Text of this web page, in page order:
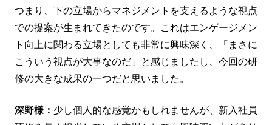
つまり、下の立場からマネジメントを支えるような視点
での提案が生まれてきたのです。これはエンゲージメン
ト向上に関わる立場としても非常に興味深く、「まさに
こういう視点が大事なのだ」と感じましたし、今回の研
修の大きな成果の一つだと思いました。
深野様： 少し個人的な感覚かもしれませんが、新入社員